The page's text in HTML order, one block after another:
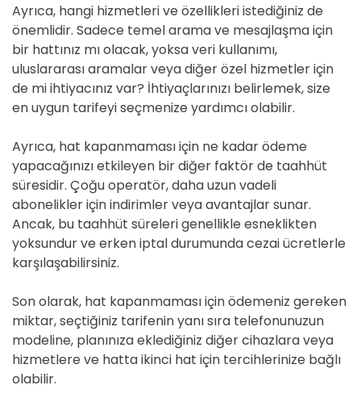
Ayrıca, hangi hizmetleri ve özellikleri istediğiniz de
önemlidir. Sadece temel arama ve mesajlaşma için
bir hattınız mı olacak, yoksa veri kullanımı,
uluslararası aramalar veya diğer özel hizmetler için
de mi ihtiyacınız var? İhtiyaçlarınızı belirlemek, size
en uygun tarifeyi seçmenize yardımcı olabilir.
Ayrıca, hat kapanmaması için ne kadar ödeme
yapacağınızı etkileyen bir diğer faktör de taahhüt
süresidir. Çoğu operatör, daha uzun vadeli
abonelikler için indirimler veya avantajlar sunar.
Ancak, bu taahhüt süreleri genellikle esneklikten
yoksundur ve erken iptal durumunda cezai ücretlerle
karşılaşabilirsiniz.
Son olarak, hat kapanmaması için ödemeniz gereken
miktar, seçtiğiniz tarifenin yanı sıra telefonunuzun
modeline, planınıza eklediğiniz diğer cihazlara veya
hizmetlere ve hatta ikinci hat için tercihlerinize bağlı
olabilir.